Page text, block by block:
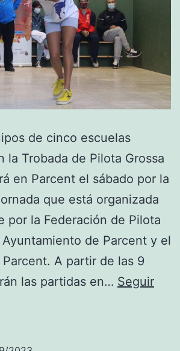
de cinco escuelas
la Trobada de Pilota Grossa
en Parcent el sábado por la
que está organizada
por la Federación de Pilota
de Parcent y el
A partir de las 9
las partidas en… Seguir